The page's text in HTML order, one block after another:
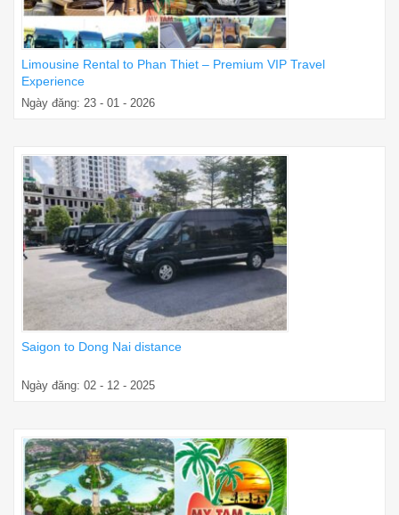
Limousine Rental to Phan Thiet – Premium VIP Travel
Experience
Ngày đăng: 23 - 01 - 2026
Saigon to Dong Nai distance
Ngày đăng: 02 - 12 - 2025